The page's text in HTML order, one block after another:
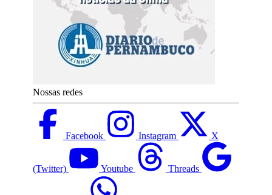
Nossas redes
Facebook Instagram X
(Twitter) Youtube Threads